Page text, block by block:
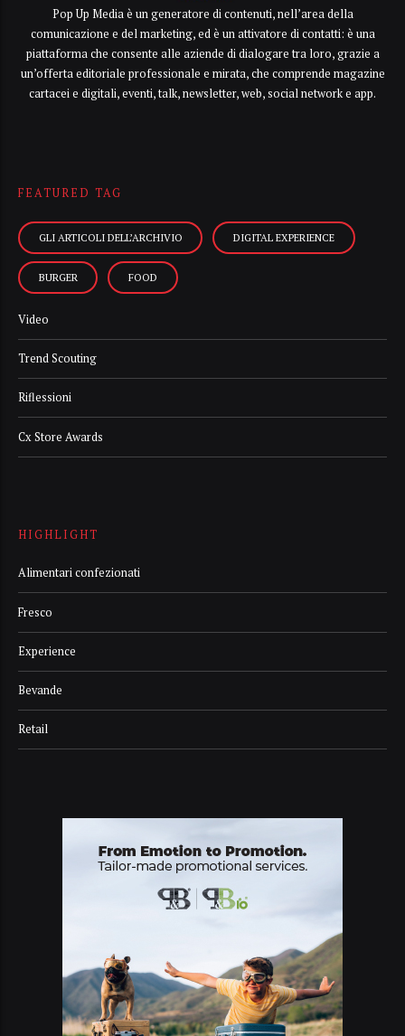
Pop Up Media è un generatore di contenuti, nell’area della
comunicazione e del marketing, ed è un attivatore di contatti: è una
piattaforma che consente alle aziende di dialogare tra loro, grazie a
un’offerta editoriale professionale e mirata, che comprende magazine
cartacei e digitali, eventi, talk, newsletter, web, social network e app.
FEATURED TAG
GLI ARTICOLI DELL’ARCHIVIO DIGITAL EXPERIENCE
BURGER FOOD
Video
Trend Scouting
Riflessioni
Cx Store Awards
HIGHLIGHT
Alimentari confezionati
Fresco
Experience
Bevande
Retail